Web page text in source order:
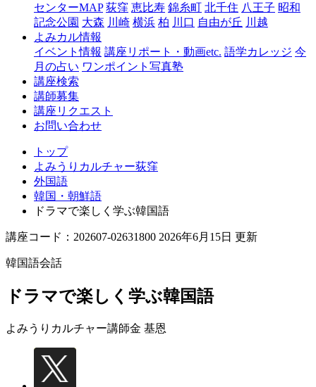
窪
センターMAP 荻窪 恵比寿 錦糸町 北千住 八王子 昭和
記念公園 大森 川崎 横浜 柏 川口 自由が丘 川越
よみカル情報
イベント情報 講座リポート・動画etc. 語学カレッジ 今
月の占い ワンポイント写真塾
講座検索
講師募集
講座リクエスト
お問い合わせ
トップ
よみうりカルチャー荻窪
外国語
韓国・朝鮮語
ドラマで楽しく学ぶ韓国語
講座コード：202607-02631800 2026年6月15日 更新
韓国語会話
ドラマで楽しく学ぶ韓国語
よみうりカルチャー講師金 基恩